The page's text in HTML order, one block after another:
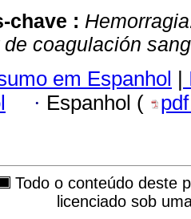
chave :
coagulación
em Espanhol |
· Espanhol (
Todo o conteúdo deste
licenciado sob